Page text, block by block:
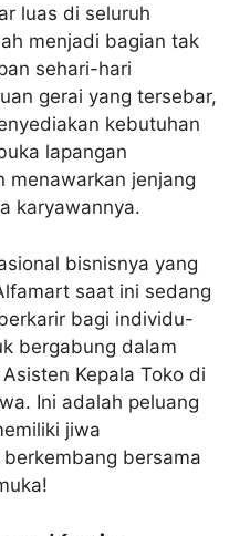
luas di seluruh
menjadi bagian tak
sehari-hari
gerai yang tersebar,
kebutuhan
lapangan
menawarkan jenjang
karyawannya.
bisnisnya yang
saat ini sedang
bagi individu-
bergabung dalam
Kepala Toko di
Ini adalah peluang
jiwa
bersama